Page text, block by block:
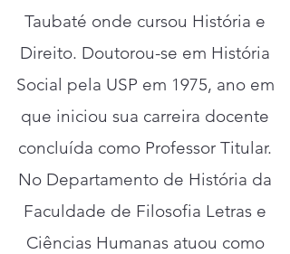
Taubaté onde cursou História e
Direito. Doutorou-se em História
Social pela USP em 1975, ano em
que iniciou sua carreira docente
concluída como Professor Titular.
No Departamento de História da
Faculdade de Filosofia Letras e
Ciências Humanas atuou como